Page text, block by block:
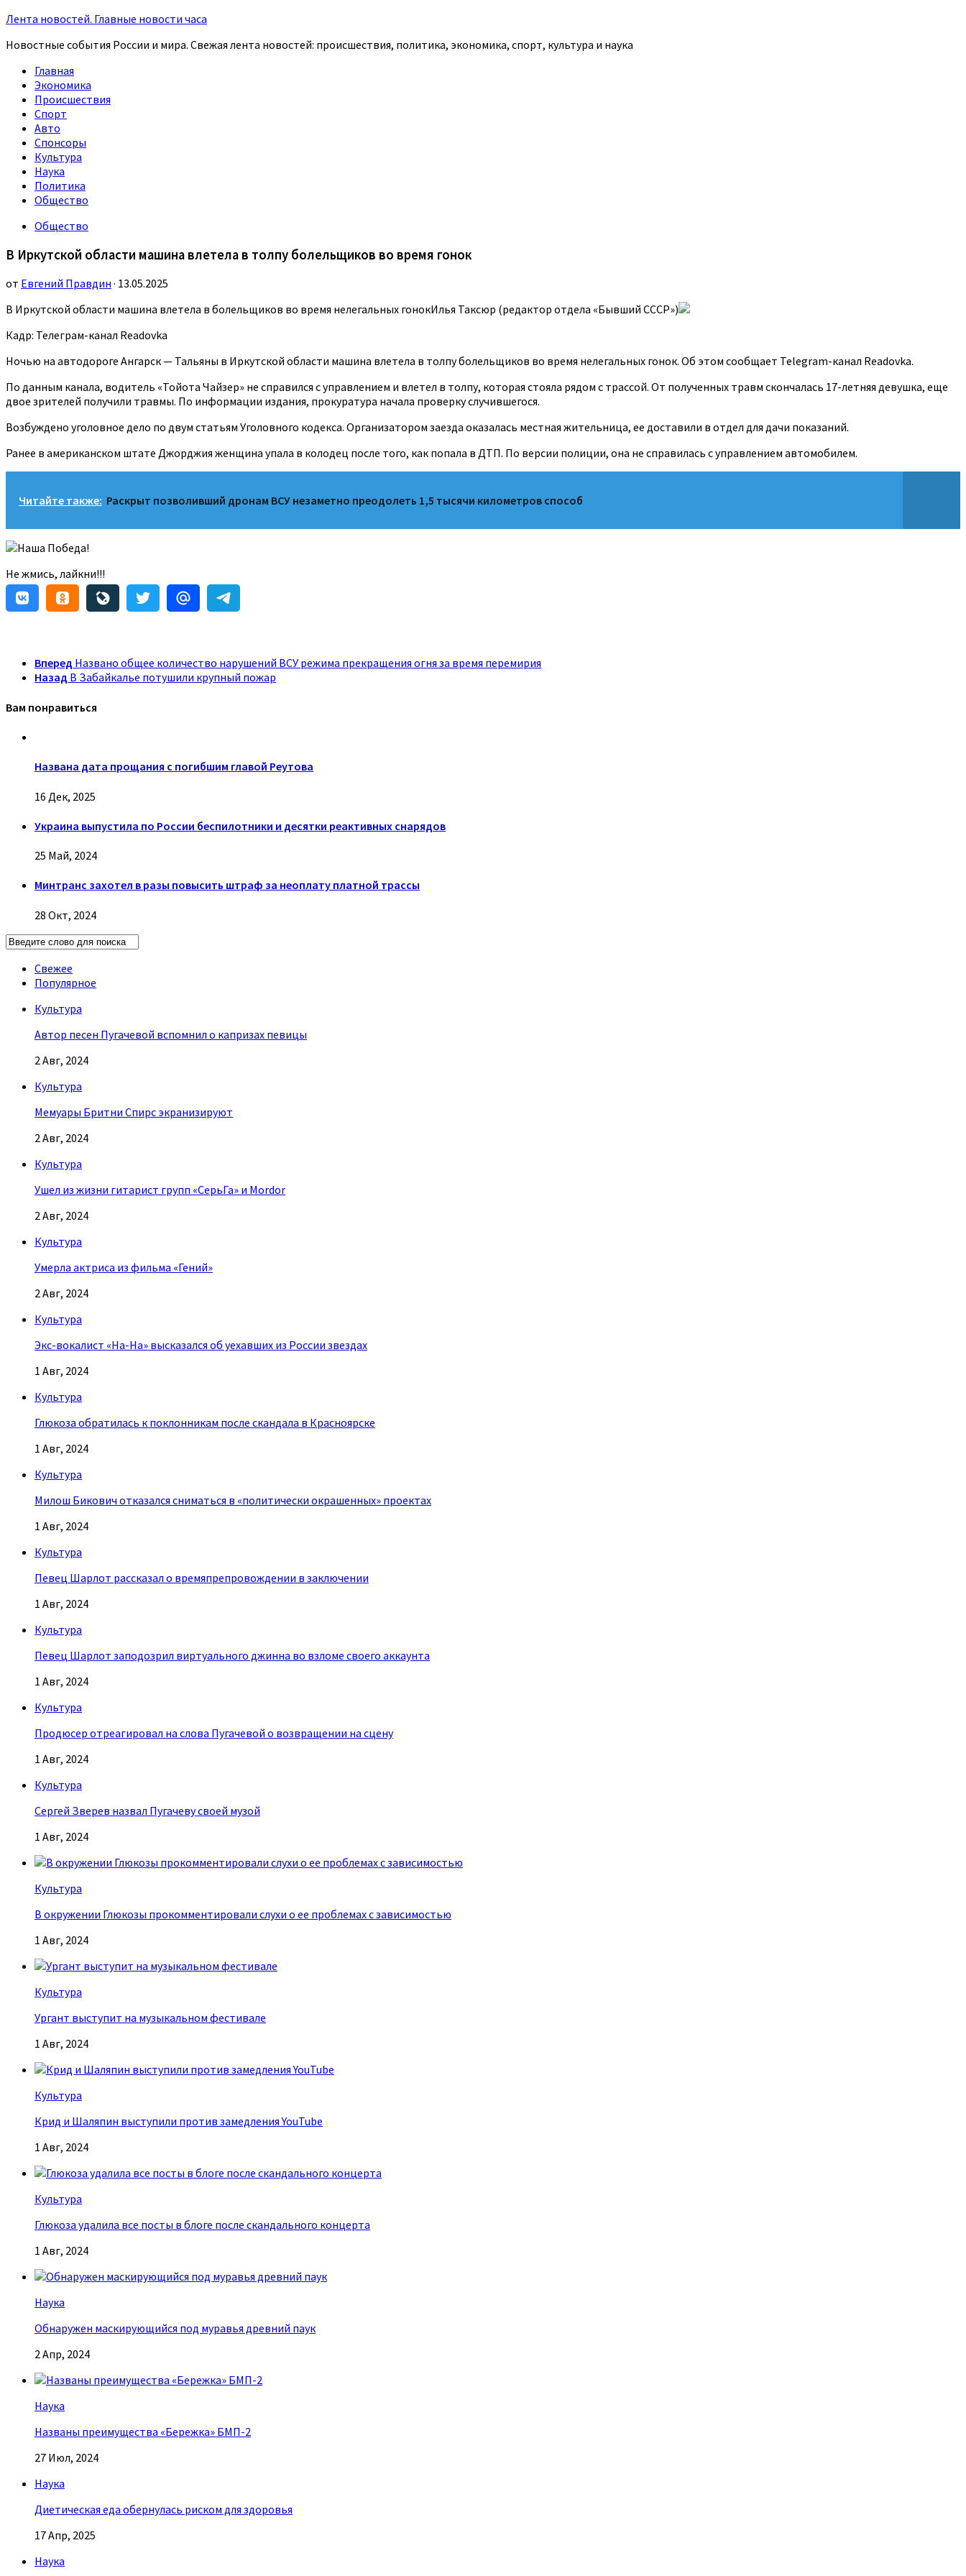
Лента новостей. Главные новости часа
Новостные события России и мира. Свежая лента новостей: происшествия, политика, экономика, спорт, культура и наука
Главная
Экономика
Происшествия
Спорт
Авто
Спонсоры
Культура
Наука
Политика
Общество
Общество
В Иркутской области машина влетела в толпу болельщиков во время гонок
от Евгений Правдин · 13.05.2025
В Иркутской области машина влетела в болельщиков во время нелегальных гонокИлья Таксюр (редактор отдела «Бывший СССР»)
Кадр: Телеграм-канал Readovka
Ночью на автодороге Ангарск — Тальяны в Иркутской области машина влетела в толпу болельщиков во время нелегальных гонок. Об этом сообщает Telegram-канал Readovka.
По данным канала, водитель «Тойота Чайзер» не справился с управлением и влетел в толпу, которая стояла рядом с трассой. От полученных травм скончалась 17-летняя девушка, еще
двое зрителей получили травмы. По информации издания, прокуратура начала проверку случившегося.
Возбуждено уголовное дело по двум статьям Уголовного кодекса. Организатором заезда оказалась местная жительница, ее доставили в отдел для дачи показаний.
Ранее в американском штате Джорджия женщина упала в колодец после того, как попала в ДТП. По версии полиции, она не справилась с управлением автомобилем.
Читайте также: Раскрыт позволивший дронам ВСУ незаметно преодолеть 1,5 тысячи километров способ
Наша Победа!
Не жмись, лайкни!!!
Вперед Названо общее количество нарушений ВСУ режима прекращения огня за время перемирия
Назад В Забайкалье потушили крупный пожар
Вам понравиться
Названа дата прощания с погибшим главой Реутова
16 Дек, 2025
Украина выпустила по России беспилотники и десятки реактивных снарядов
25 Май, 2024
Минтранс захотел в разы повысить штраф за неоплату платной трассы
28 Окт, 2024
Свежее
Популярное
Культура
Автор песен Пугачевой вспомнил о капризах певицы
2 Авг, 2024
Культура
Мемуары Бритни Спирс экранизируют
2 Авг, 2024
Культура
Ушел из жизни гитарист групп «СерьГа» и Mordor
2 Авг, 2024
Культура
Умерла актриса из фильма «Гений»
2 Авг, 2024
Культура
Экс-вокалист «На-На» высказался об уехавших из России звездах
1 Авг, 2024
Культура
Глюкоза обратилась к поклонникам после скандала в Красноярске
1 Авг, 2024
Культура
Милош Бикович отказался сниматься в «политически окрашенных» проектах
1 Авг, 2024
Культура
Певец Шарлот рассказал о времяпрепровождении в заключении
1 Авг, 2024
Культура
Певец Шарлот заподозрил виртуального джинна во взломе своего аккаунта
1 Авг, 2024
Культура
Продюсер отреагировал на слова Пугачевой о возвращении на сцену
1 Авг, 2024
Культура
Сергей Зверев назвал Пугачеву своей музой
1 Авг, 2024
Культура
В окружении Глюкозы прокомментировали слухи о ее проблемах с зависимостью
1 Авг, 2024
Культура
Ургант выступит на музыкальном фестивале
1 Авг, 2024
Культура
Крид и Шаляпин выступили против замедления YouTube
1 Авг, 2024
Культура
Глюкоза удалила все посты в блоге после скандального концерта
1 Авг, 2024
Наука
Обнаружен маскирующийся под муравья древний паук
2 Апр, 2024
Наука
Названы преимущества «Бережка» БМП-2
27 Июл, 2024
Наука
Диетическая еда обернулась риском для здоровья
17 Апр, 2025
Наука